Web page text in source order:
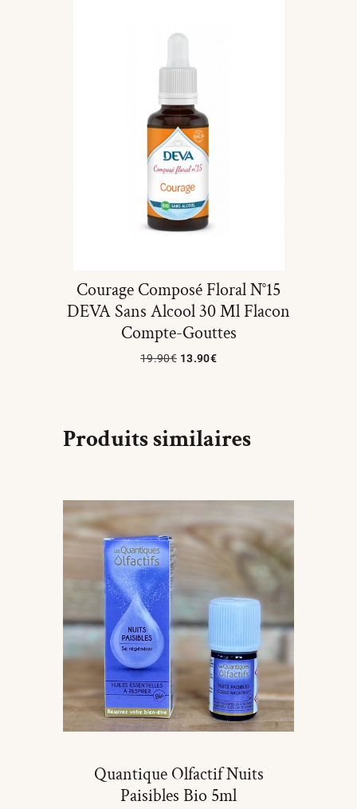
Courage Composé Floral N°15
DEVA Sans Alcool 30 Ml Flacon
Compte-Gouttes
19.90€ 13.90€
Produits similaires
Quantique Olfactif Nuits
Paisibles Bio 5ml